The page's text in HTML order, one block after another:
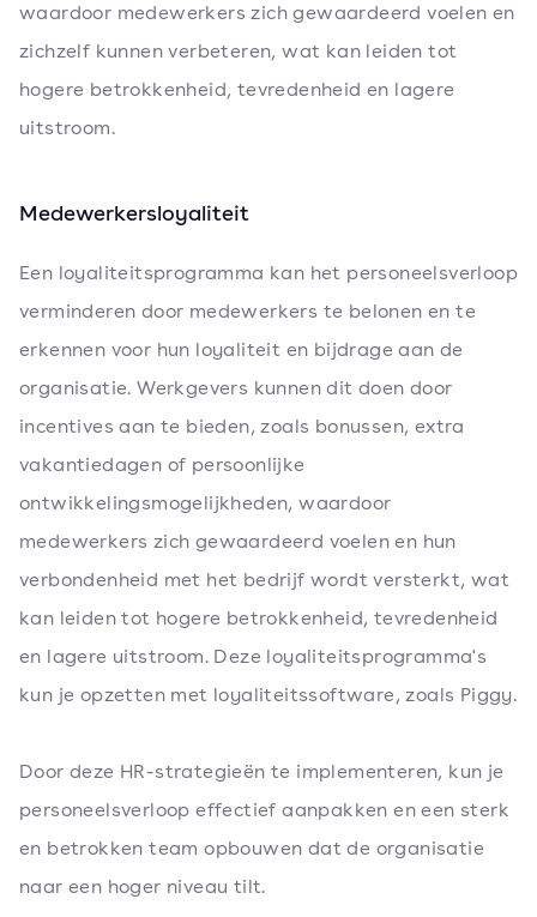
waardoor medewerkers zich gewaardeerd voelen en
zichzelf kunnen verbeteren, wat kan leiden tot
hogere betrokkenheid, tevredenheid en lagere
uitstroom.
Medewerkersloyaliteit
Een loyaliteitsprogramma kan het personeelsverloop
verminderen door medewerkers te belonen en te
erkennen voor hun loyaliteit en bijdrage aan de
organisatie. Werkgevers kunnen dit doen door
incentives aan te bieden, zoals bonussen, extra
vakantiedagen of persoonlijke
ontwikkelingsmogelijkheden, waardoor
medewerkers zich gewaardeerd voelen en hun
verbondenheid met het bedrijf wordt versterkt, wat
kan leiden tot hogere betrokkenheid, tevredenheid
en lagere uitstroom. Deze loyaliteitsprogramma's
kun je opzetten met loyaliteitssoftware, zoals Piggy.
Door deze HR-strategieën te implementeren, kun je
personeelsverloop effectief aanpakken en een sterk
en betrokken team opbouwen dat de organisatie
naar een hoger niveau tilt.